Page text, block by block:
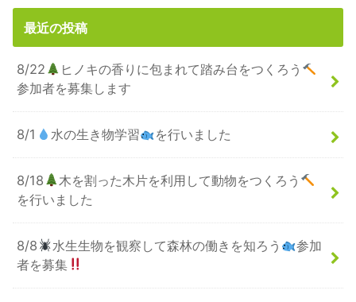
最近の投稿
8/22
ヒノキの香りに包まれて踏み台をつくろう
参加者を募集します
8/1 水の生き物学習 を行いました
8/18
木を割った木片を利用して動物をつくろう
を行いました
8/8 水生生物を観察して森林の働きを知ろう
参加
者を募集